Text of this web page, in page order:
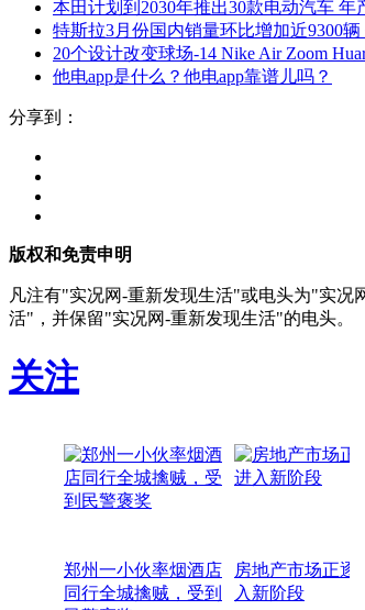
本田计划到2030年推出30款电动汽车 年
特斯拉3月份国内销量环比增加近9300
20个设计改变球场-14 Nike Air Zoom
他电app是什么？他电app靠谱儿吗？
分享到：
版权和免责申明
凡注有"实况网-重新发现生活"或电头为"实况
活"，并保留"实况网-重新发现生活"的电头。
关注
郑州一小伙率烟酒店
同行全城擒贼，受到
房地产市场正逐
入新阶段